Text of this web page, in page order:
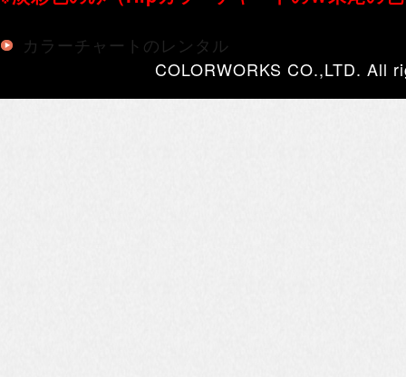
カラーチャートのレンタル
COLORWORKS CO.,LTD. All